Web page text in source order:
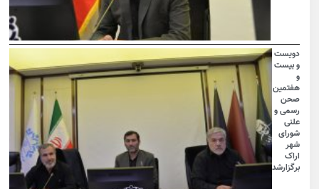
دویست
و بیست
هفتمین
صحن
رسمی و
علنی
شورای
شهر
اراک
برگزارشد